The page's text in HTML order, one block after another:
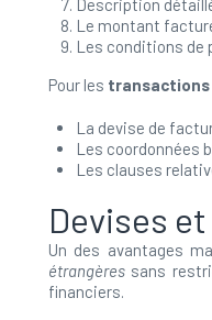
Description
Le montant
Les conditions de
Pour les
La devise de
Les coordonnées
Les clauses
Devises
Un des avantages
étrangères sans
financiers.